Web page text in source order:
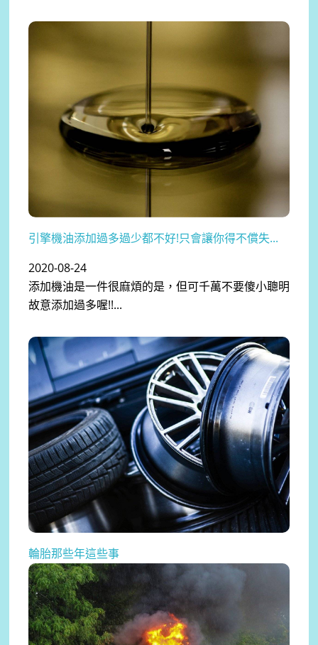
引擎機油添加過多過少都不好!只會讓你得不償失...
2020-08-24
添加機油是一件很麻煩的是，但可千萬不要傻小聰明
故意添加過多喔!!...
輪胎那些年這些事
2020-08-17
輪胎原色並非黑色而是這種顏色...